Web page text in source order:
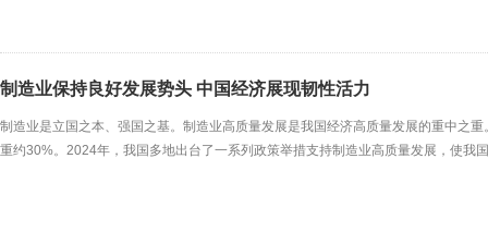
制造业保持良好发展势头 中国经济展现韧性活力
制造业是立国之本、强国之基。制造业高质量发展是我国经济高质量发展的重中之
重约30%。2024年，我国多地出台了一系列政策举措支持制造业高质量发展，使